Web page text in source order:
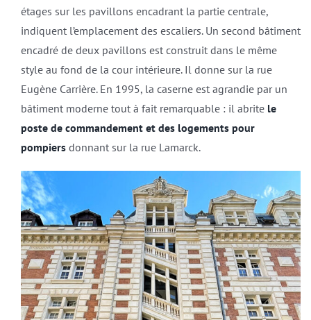
étages sur les pavillons encadrant la partie centrale,
indiquent l’emplacement des escaliers. Un second bâtiment
encadré de deux pavillons est construit dans le même
style au fond de la cour intérieure. Il donne sur la rue
Eugène Carrière. En 1995, la caserne est agrandie par un
bâtiment moderne tout à fait remarquable : il abrite le
poste de commandement et des logements pour
pompiersdonnant sur la rue Lamarck.